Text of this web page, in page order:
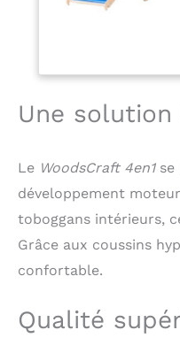
Une
Le WoodsCraft 4en1se
développement
toboggans intérieurs,
Grâce aux coussins
confortable.
Qualité